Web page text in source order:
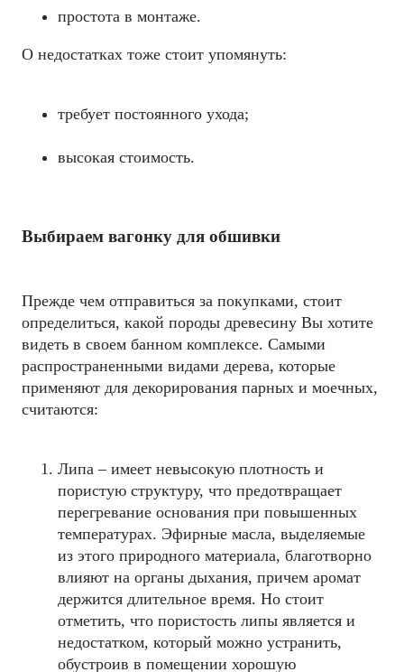
простота в монтаже.
О недостатках тоже стоит упомянуть:
требует постоянного ухода;
высокая стоимость.
Выбираем вагонку для обшивки
Прежде чем отправиться за покупками, стоит
определиться, какой породы древесину Вы хотите
видеть в своем банном комплексе. Самыми
распространенными видами дерева, которые
применяют для декорирования парных и моечных,
считаются:
Липа – имеет невысокую плотность и
пористую структуру, что предотвращает
перегревание основания при повышенных
температурах. Эфирные масла, выделяемые
из этого природного материала, благотворно
влияют на органы дыхания, причем аромат
держится длительное время. Но стоит
отметить, что пористость липы является и
недостатком, который можно устранить,
обустроив в помещении хорошую